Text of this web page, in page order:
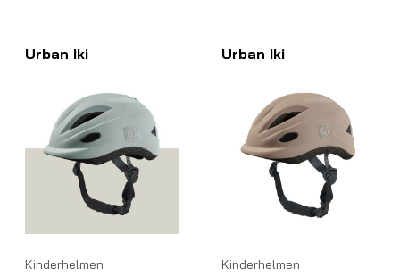
Urban Iki
Kinderhelmen
Urban Iki
Kinderhelmen